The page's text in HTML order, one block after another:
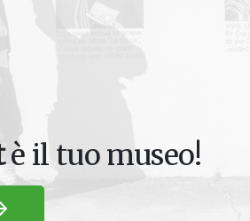
è il tuo museo!